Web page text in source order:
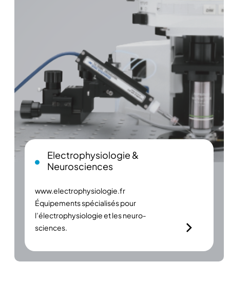
Electrophysiologie &
Neurosciences
www.electrophysiologie.fr
Équipements spécialisés pour
l’électrophysiologie et les neuro­
sciences.